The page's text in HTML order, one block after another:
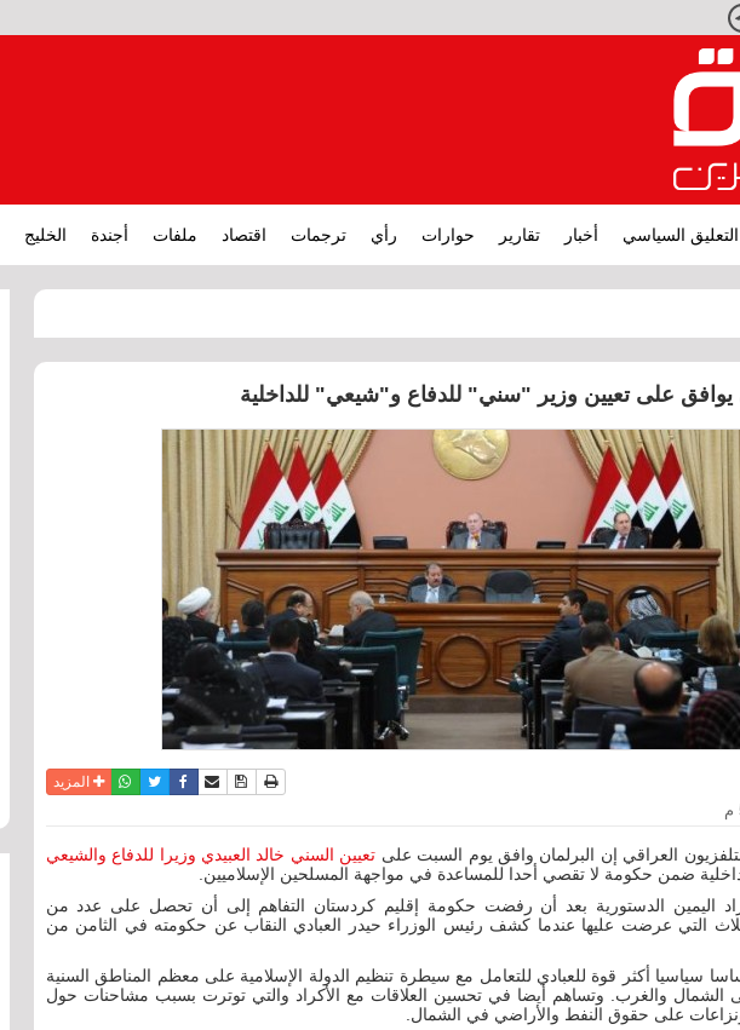
تليجرام
التعليق السياسي أخبار تقارير حوارات رأي ترجمات اقتصاد ملفات أجندة الخليج
يوافق على تعيين وزير "سني" للدفاع و"شيعي" للداخلية
نسخة للطباعة
حفظ الموضوع
أرسل الى صديق
فيسبوكتويترواتسابالمزيد
العراقي إن البرلمان وافق يوم السبت على تعيين السني خالد العبيدي وزيرا للدفاع والشيعي
ضمن حكومة لا تقصي أحدا للمساعدة في مواجهة المسلحين الإسلاميين.
اليمين الدستورية بعد أن رفضت حكومة إقليم كردستان التفاهم إلى أن تحصل على عدد من
التي عرضت عليها عندما كشف رئيس الوزراء حيدر العبادي النقاب عن حكومته في الثامن من
سياسيا أكثر قوة للعبادي للتعامل مع سيطرة تنظيم الدولة الإسلامية على معظم المناطق السنية
الشمال والغرب. وتساهم أيضا في تحسين العلاقات مع الأكراد والتي توترت بسبب مشاحنات حول
على حقوق النفط والأراضي في الشمال.